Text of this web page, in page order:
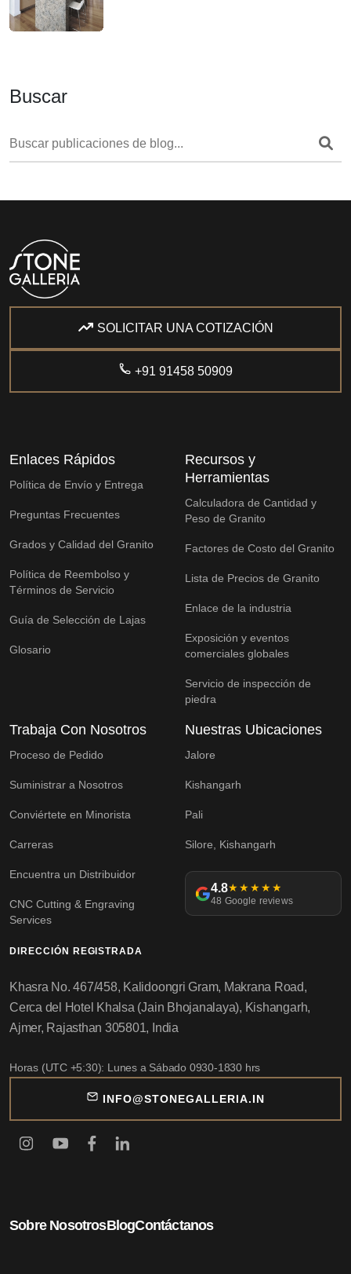
Buscar
SOLICITAR UNA COTIZACIÓN
+91 91458 50909
Enlaces Rápidos
Política de Envío y Entrega
Preguntas Frecuentes
Grados y Calidad del Granito
Política de Reembolso y
Términos de Servicio
Guía de Selección de Lajas
Glosario
Recursos y
Herramientas
Calculadora de Cantidad y
Peso de Granito
Factores de Costo del Granito
Lista de Precios de Granito
Enlace de la industria
Exposición y eventos
comerciales globales
Servicio de inspección de
piedra
Trabaja Con Nosotros
Proceso de Pedido
Suministrar a Nosotros
Conviértete en Minorista
Carreras
Encuentra un Distribuidor
CNC Cutting & Engraving
Services
Nuestras Ubicaciones
Jalore
Kishangarh
Pali
Silore, Kishangarh
4.8★★★★★
48 Google reviews
Sobre NosotrosBlogContáctanos
DIRECCIÓN REGISTRADA
Khasra No. 467/458, Kalidoongri Gram, Makrana Road,
Cerca del Hotel Khalsa (Jain Bhojanalaya), Kishangarh,
Ajmer, Rajasthan 305801, India
Horas (UTC +5:30): Lunes a Sábado 0930-1830 hrs
INFO@STONEGALLERIA.IN